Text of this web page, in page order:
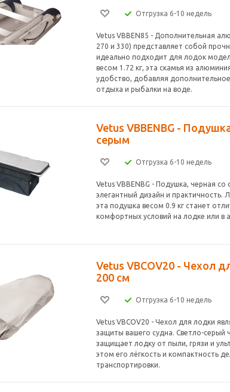
Отгрузка 6-10 недель
Vetus VBBEN85 - Дополнительная
270 и 330) представляет собой
идеально подходит для лодок
весом 1.72 кг, эта скамья из
удобство, добавляя
отдыха и рыбалки на воде.
Vetus VBBENBG -
серым
Отгрузка 6-10 недель
Vetus VBBENBG - Подушка, черная
элегантный дизайн и практичность.
эта подушка весом 0.9 кг станет
комфортных условий на лодке или в
Vetus VBCOV20 - Чехол
200 см
Отгрузка 6-10 недель
Vetus VBCOV20 - Чехол для лодки
защиты вашего судна. Светло-серый
защищает лодку от пыли, грязи и
этом его лёгкость и компактность
транспортировки.